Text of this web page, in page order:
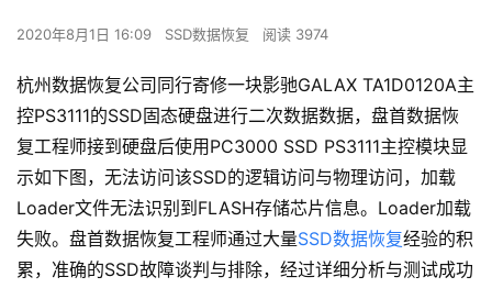
2020年8月1日 16:09 SSD数据恢复 阅读 3974
杭州数据恢复公司同行寄修一块影驰GALAX TA1D0120A主
控PS3111的SSD固态硬盘进行二次数据数据，盘首数据恢
复工程师接到硬盘后使用PC3000 SSD PS3111主控模块显
示如下图，无法访问该SSD的逻辑访问与物理访问，加载
Loader文件无法识别到FLASH存储芯片信息。Loader加载
失败。盘首数据恢复工程师通过大量SSD数据恢复经验的积
累，准确的SSD故障谈判与排除，经过详细分析与测试成功